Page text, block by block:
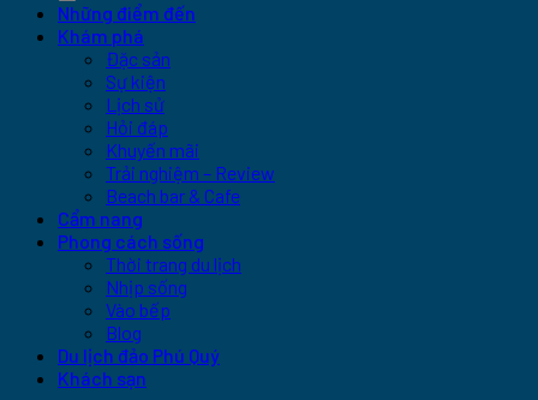
Những điểm đến
Khám phá
Đặc sản
Sự kiện
Lịch sử
Hỏi đáp
Khuyến mãi
Trải nghiệm – Review
Beach bar & Cafe
Cẩm nang
Phong cách sống
Thời trang du lịch
Nhịp sống
Vào bếp
Blog
Du lịch đảo Phú Quý
Khách sạn